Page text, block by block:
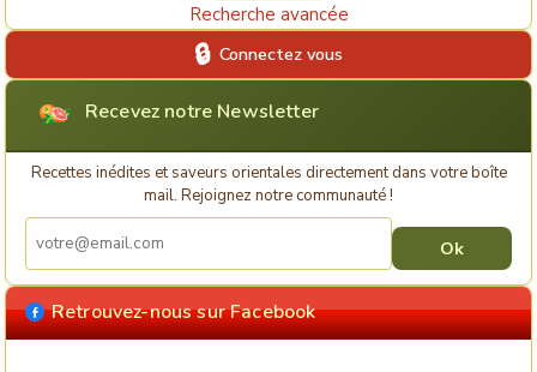
Recherche avancée
Connectez vous
Recevez notre Newsletter
Recettes inédites et saveurs orientales directement dans votre boîte
mail. Rejoignez notre communauté !
Retrouvez-nous sur Facebook